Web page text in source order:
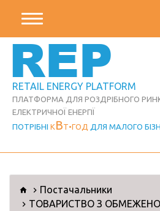
REP
RETAIL ENERGY PLATFORM
ПЛАТФОРМА ДЛЯ РОЗДРІБНОГО
ЕЛЕКТРИЧНОЇ ЕНЕРГІЇ
ПОТРІБНІ К ВТ ГОД ДЛЯ МАЛОГО
Постачальники
ТОВАРИСТВО З